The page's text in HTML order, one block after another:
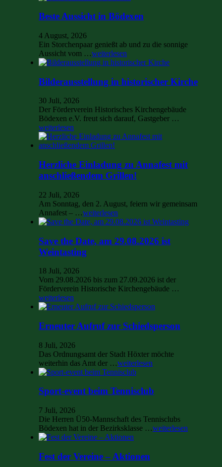
Beste Aussicht in Bödexen
4 August, 2026
Ein Storchenpaar genießt ab und zu die sonnige
Aussicht vom …weiterlesen
Bilderausstellung in historischer Kirche
30 Juli, 2026
Der Förderverein Historisches Kirchengebäude
Bödexen e.V. freut sich darauf, Gastgeber …
weiterlesen
Herzliche Einladung zu Annafest mit
anschließendem Grillen!
22 Juli, 2026
Am Sonntag, den 2. August, feiern wir gemeinsam
Annafest – …weiterlesen
Save the Date, am 29.08.2026 ist
Weintasting
18 Juli, 2026
Vom 29.08.2026 bis zum 27.09.2026 ist der
Förderverein Historische Kirchengebäude …
weiterlesen
Erneuter Aufruf zur Schiedsperson
8 Juli, 2026
Das Ordnungsamt der Stadt Höxter möchte
weiterhin das Amt der …weiterlesen
Sport-event beim Tennisclub
7 Juli, 2026
Die Herren Ü50-Mannschaft des Tennisclubs
Bödexen hat in der Bezirksklasse …weiterlesen
Fest der Vereine – Aktionen